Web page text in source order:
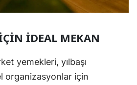
İDEAL MEKAN
yemekleri, yılbaşı
organizasyonlar için